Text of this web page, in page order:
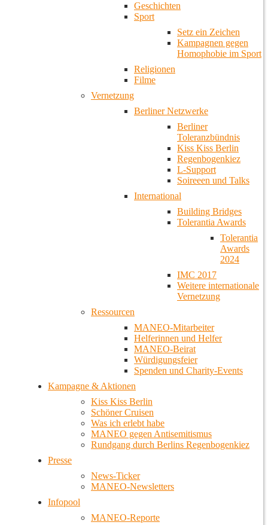
Geschichten
Sport
Setz ein Zeichen
Kampagnen gegen
Homophobie im Sport
Religionen
Filme
Vernetzung
Berliner Netzwerke
Berliner
Toleranzbündnis
Kiss Kiss Berlin
Regenbogenkiez
L-Support
Soireeen und Talks
International
Building Bridges
Tolerantia Awards
Tolerantia
Awards
2024
IMC 2017
Weitere internationale
Vernetzung
Ressourcen
MANEO-Mitarbeiter
Helferinnen und Helfer
MANEO-Beirat
Würdigungsfeier
Spenden und Charity-Events
Kampagne & Aktionen
Kiss Kiss Berlin
Schöner Cruisen
Was ich erlebt habe
MANEO gegen Antisemitismus
Rundgang durch Berlins Regenbogenkiez
Presse
News-Ticker
MANEO-Newsletters
Infopool
MANEO-Reporte